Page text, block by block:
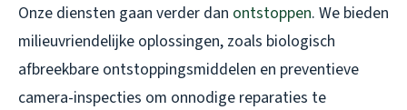
Onze diensten gaan verder dan ontstoppen. We bieden
milieuvriendelijke oplossingen, zoals biologisch
afbreekbare ontstoppingsmiddelen en preventieve
camera-inspecties om onnodige reparaties te